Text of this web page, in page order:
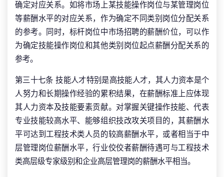
确定对应关系。如将市场上某技能操作岗位与某管理岗位
等薪酬水平的对应关系，作为确定不同类别岗位分配关系
的参考。同时，标杆岗位中市场招聘的薪酬价位，可以作
为确定技能操作岗位和其他类别岗位起点薪酬分配关系的
参考。
第三十七条 技能人才特别是高技能人才，其人力资本是个
人努力和长期操作经验的累积结果，在薪酬标准上应体现
其人力资本及技能要素贡献。对掌握关键操作技能、代表
专业技能较高水平、能够组织技改攻关项目的，其薪酬水
平可达到工程技术类人员的较高薪酬水平，或者相当于中
层管理岗位薪酬水平，行业佼佼者薪酬待遇可与工程技术
类高层级专家级别和企业高层管理岗的薪酬水平相当。